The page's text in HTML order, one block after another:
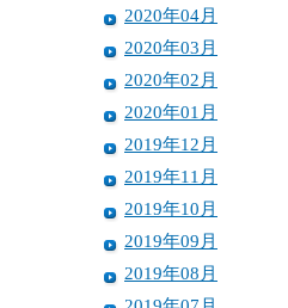
2020年04月
2020年03月
2020年02月
2020年01月
2019年12月
2019年11月
2019年10月
2019年09月
2019年08月